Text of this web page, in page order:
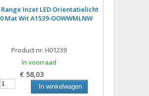
Range Inzet LED Orientatielicht
Mat Wit A1539-OOWWMLNW
Product nr: H01239
In voorraad
€ 58,03
In winkelwagen